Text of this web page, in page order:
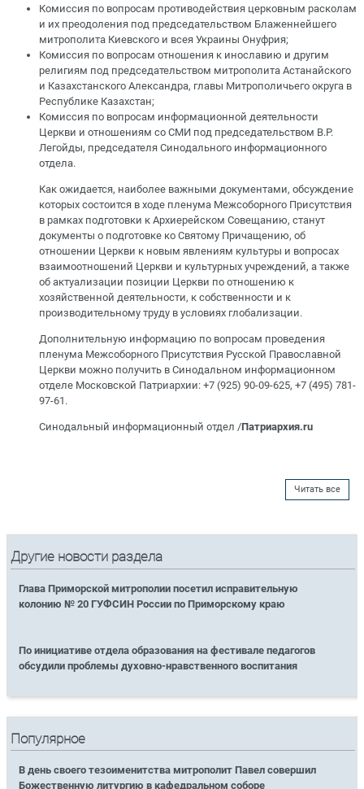
Комиссия по вопросам противодействия церковным расколам
и их преодоления под председательством Блаженнейшего
митрополита Киевского и всея Украины Онуфрия;
Комиссия по вопросам отношения к инославию и другим
религиям под председательством митрополита Астанайского
и Казахстанского Александра, главы Митрополичьего округа в
Республике Казахстан;
Комиссия по вопросам информационной деятельности
Церкви и отношениям со СМИ под председательством В.Р.
Легойды, председателя Синодального информационного
отдела.
Как ожидается, наиболее важными документами, обсуждение
которых состоится в ходе пленума Межсоборного Присутствия
в рамках подготовки к Архиерейском Совещанию, станут
документы о подготовке ко Святому Причащению, об
отношении Церкви к новым явлениям культуры и вопросах
взаимоотношений Церкви и культурных учреждений, а также
об актуализации позиции Церкви по отношению к
хозяйственной деятельности, к собственности и к
производительному труду в условиях глобализации.
Дополнительную информацию по вопросам проведения
пленума Межсоборного Присутствия Русской Православной
Церкви можно получить в Синодальном информационном
отделе Московской Патриархии: +7 (925) 90-09-625, +7 (495) 781-
97-61.
Синодальный информационный отдел /Патриархия.ru
Читать все
Другие новости раздела
Глава Приморской митрополии посетил исправительную
колонию № 20 ГУФСИН России по Приморскому краю
По инициативе отдела образования на фестивале педагогов
обсудили проблемы духовно-нравственного воспитания
Популярное
В день своего тезоименитства митрополит Павел совершил
Божественную литургию в кафедральном соборе